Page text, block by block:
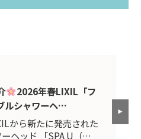
2026年春LIXIL「フ
ルシャワーヘ…
から新たに発売された
ヘッド 「SPA U（…